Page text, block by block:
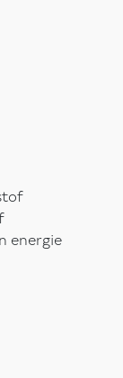
energie